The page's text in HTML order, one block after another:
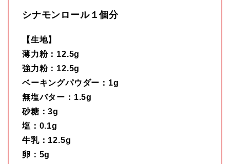
シナモンロール１個分
【生地】
薄力粉：12.5g
強力粉：12.5g
ベーキングパウダー：1g
無塩バター：1.5g
砂糖：3g
塩：0.1g
牛乳：12.5g
卵：5g